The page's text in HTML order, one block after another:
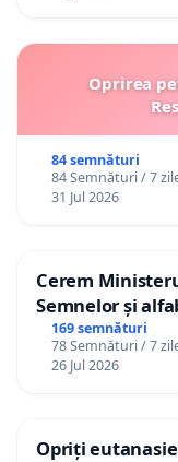
Oprirea
84 semnături
84 Semnături / 7
31 Jul 2026
Cerem
Semnelor și
Republica
169 semnături
78 Semnături / 7
26 Jul 2026
Opriți